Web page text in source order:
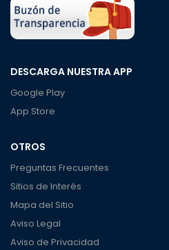
DESCARGA NUESTRA APP
Google Play
App Store
OTROS
Preguntas Frecuentes
Sitios de Interés
Mapa del Sitio
Aviso Legal
Aviso de Privacidad